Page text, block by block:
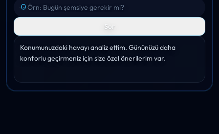
Sor
Konumunuzdaki havayı analiz ettim. Gününüzü daha
konforlu geçirmeniz için size özel önerilerim var.